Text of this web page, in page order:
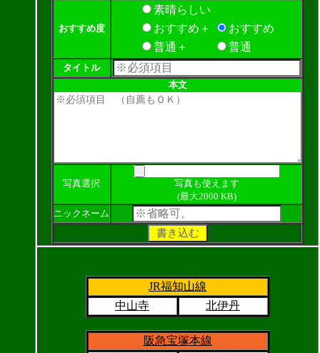
おすすめ度
素晴らしい
おすすめ＋
おすすめ
普通＋
普通
タイトル
本文
写真選択
写真も使えます
(最大2000 KB)
ニックネーム
JR福知山線
中山寺
北伊丹
阪急宝塚本線